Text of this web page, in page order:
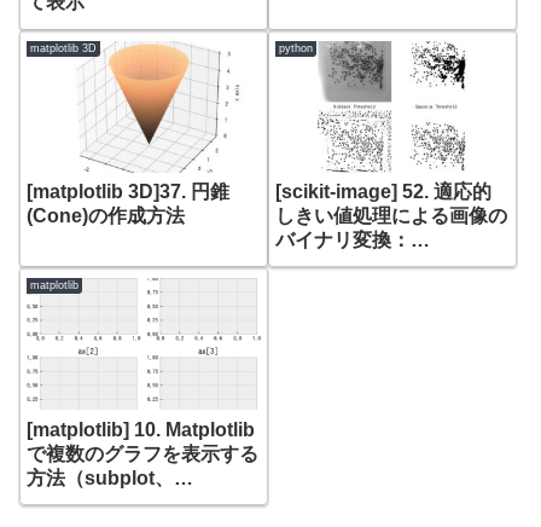
matplotlib 3D
[matplotlib 3D]37. 円錐
(Cone)の作成方法
python
[scikit-image] 52. 適応的
しきい値処理による画像の
バイナリ変換：
threshold_niblackと
matplotlib
[matplotlib] 10. Matplotlib
で複数のグラフを表示する
方法（subplot、
add_subplot、